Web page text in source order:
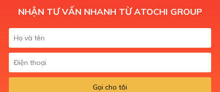
NHẬN TƯ VẤN NHANH TỪ ATOCHI GROUP
Gọi cho tôi